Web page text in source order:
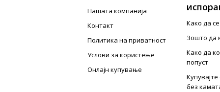
Нашата компанија
Контакт
Политика на приватност
Услови за користење
Онлајн купување
Како да
Зошто да
Како да
попуст
без